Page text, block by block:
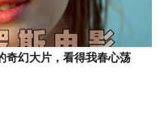
奇幻大片，看得我春心荡